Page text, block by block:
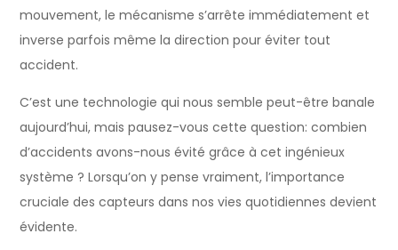
mouvement, le mécanisme s’arrête immédiatement et
inverse parfois même la direction pour éviter tout
accident.
C’est une technologie qui nous semble peut-être banale
aujourd’hui, mais pausez-vous cette question: combien
d’accidents avons-nous évité grâce à cet ingénieux
système ? Lorsqu’on y pense vraiment, l’importance
cruciale des capteurs dans nos vies quotidiennes devient
évidente.